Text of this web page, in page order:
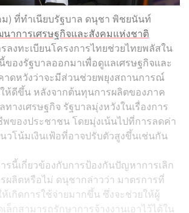
) ที่ทำเนียบรัฐบาล ดนุชา พิชยนันท์
าการเศรษฐกิจและสังคมแห่งชาติ
ลงทะเบียนโครงการไทยช่วยไทยพลัสใน
องรัฐบาลออกมาเพื่อดูแลเศรษฐกิจและ
าดหวังว่าจะมีส่วนช่วยพยุงสถานการณ์
ห้ดีขึ้น หลังจากต้นทุนการผลิตของภาค
างเศรษฐกิจ รัฐบาลมุ่งหวังในเรื่องการ
ของประชาชน โดยมุ่งเน้นไปที่การลดค่า
วโน้มเงินเฟ้อที่อาจปรับตัวสูงขึ้นเช่นกัน
รนี้เกี่ยวข้องกับการป้องกันปัญหาการเลิก
ผลิตหรือไม่ ดนุชากล่าวว่า มาตรการที่
เกิดการใช้จ่ายมากขึ้น ซึ่งจะช่วยให้ผู้
ล็กสามารถรักษาการจ้างงานเอาไว้ได้ใน